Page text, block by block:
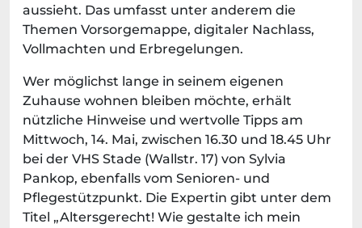
aussieht. Das umfasst unter anderem die
Themen Vorsorgemappe, digitaler Nachlass,
Vollmachten und Erbregelungen.
Wer möglichst lange in seinem eigenen
Zuhause wohnen bleiben möchte, erhält
nützliche Hinweise und wertvolle Tipps am
Mittwoch, 14. Mai, zwischen 16.30 und 18.45 Uhr
bei der VHS Stade (Wallstr. 17) von Sylvia
Pankop, ebenfalls vom Senioren- und
Pflegestützpunkt. Die Expertin gibt unter dem
Titel „Altersgerecht! Wie gestalte ich mein